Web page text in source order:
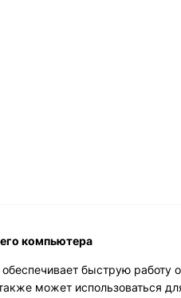
компьютера
быструю работу
может использоваться